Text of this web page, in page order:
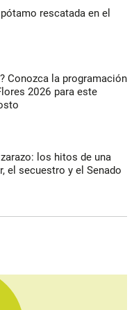
rescatada en el
Conozca la programación
2026 para este
los hitos de una
el secuestro y el Senado